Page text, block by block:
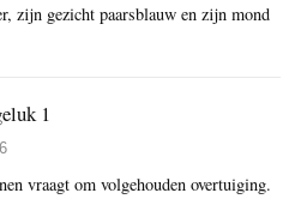
zijn gezicht paarsblauw en zijn mond
1
vraagt om volgehouden overtuiging.